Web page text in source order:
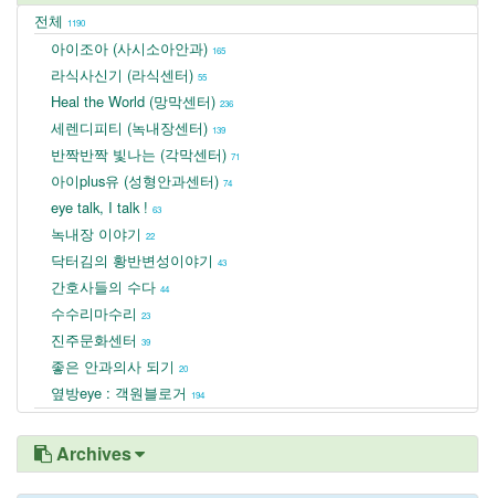
전체 1190
아이조아 (사시소아안과) 165
라식사신기 (라식센터) 55
Heal the World (망막센터) 236
세렌디피티 (녹내장센터) 139
반짝반짝 빛나는 (각막센터) 71
아이plus유 (성형안과센터) 74
eye talk, I talk ! 63
녹내장 이야기 22
닥터김의 황반변성이야기 43
간호사들의 수다 44
수수리마수리 23
진주문화센터 39
좋은 안과의사 되기 20
옆방eye : 객원블로거 194
Archives